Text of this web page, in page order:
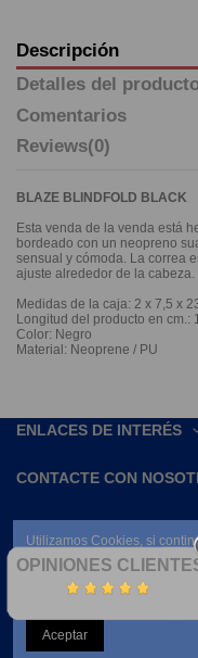
Descripción
Detalles del
Comentarios
Reviews(0)
BLAZE BLINDFOLD BLACK
Esta venda de la venda está
bordeado con un neopreno
sensual y cómoda. La correa
ajuste alrededor de la
Medidas de la caja: 2 x 7,5 x
Longitud del producto en cm.:
Color: Negro
Material: Neoprene / PU
ENLACES DE INTERÉS
CONTACTE CON
OPINIONES
NEWSLETTER
Utilizamos Cookies, si
uso.
Leer condiciones
Aceptar